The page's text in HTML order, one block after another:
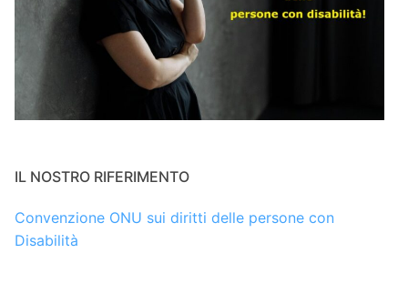
IL NOSTRO RIFERIMENTO
Convenzione ONU sui diritti delle persone con
Disabilità